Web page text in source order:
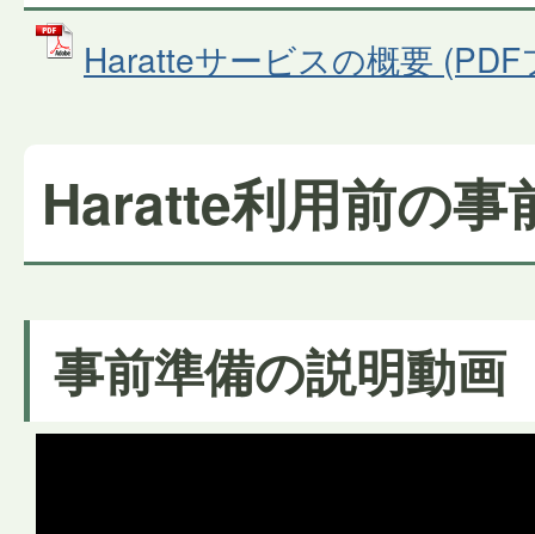
Haratteサービスの概要
Haratte利用前の事
事前準備の説明動画